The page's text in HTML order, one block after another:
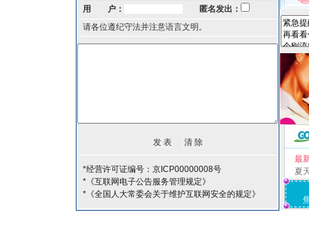
用 户：
匿名发出：
请各位遵纪守法并注意语言文明。
*经营许可证编号：京ICP00000008号
*《互联网电子公告服务管理规定》
*《全国人大常委会关于维护互联网安全的规定》
最
夏